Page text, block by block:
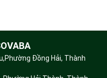
Đồng Hải, Thành